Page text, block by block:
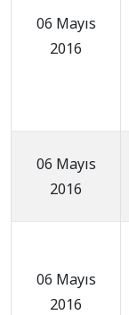
06 Mayıs
2016
06 Mayıs
2016
06 Mayıs
2016